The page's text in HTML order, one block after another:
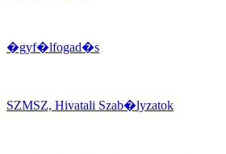
�gyf�lfogad�s
SZMSZ, Hivatali Szab�lyzatok